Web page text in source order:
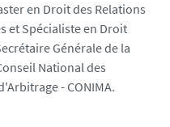
en Droit des Relations
et Spécialiste en Droit
Générale de la
National des
- CONIMA.